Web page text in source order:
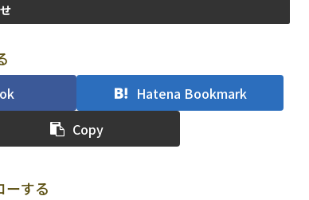
Hatena Bookmark
Copy
する